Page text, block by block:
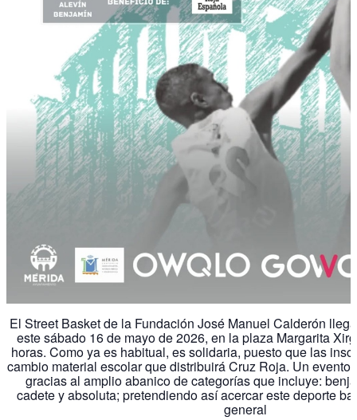
El Street Basket de la Fundación José Manuel Calderón
este sábado 16 de mayo de 2026, en la plaza Margarita
horas. Como ya es habitual, es solidaria, puesto que las
cambio material escolar que distribuirá Cruz Roja. Un evento
gracias al amplio abanico de categorías que incluye:
cadete y absoluta; pretendiendo así acercar este deporte
general